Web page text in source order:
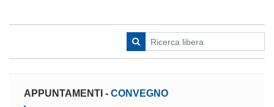
APPUNTAMENTI - CONVEGNO